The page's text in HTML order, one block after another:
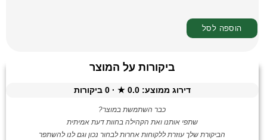
ביקורות על המוצר
דירוג ממוצע:0.0
★ ·
0 ביקורות
כבר השתמשת במוצר?
שתפי אותנו ואת הקהילה בחוות דעת אמיתית
הביקורת שלך עוזרת ללקוחות אחרות לבחור נכון וגם לנו להשתפר